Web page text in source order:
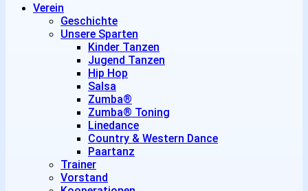
Verein
Geschichte
Unsere Sparten
Kinder Tanzen
Jugend Tanzen
Hip Hop
Salsa
Zumba®
Zumba® Toning
Linedance
Country & Western Dance
Paartanz
Trainer
Vorstand